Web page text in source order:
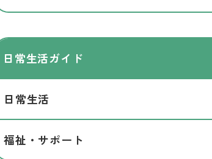
日常生活ガイド
日常生活
福祉・サポート